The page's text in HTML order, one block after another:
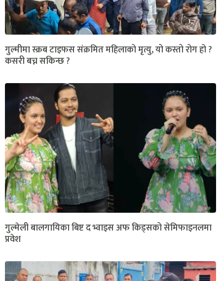
गुल्मीमा स्क्रब टाइफस संक्रमित महिलाको मृत्यु, यो कस्तो रोग हो ?
कसरी बच्न सकिन्छ ?
गुल्मेली बालगायिका बिष्ट द भ्वाइस अफ किड्सको सेमिफाइनलमा
प्रवेश